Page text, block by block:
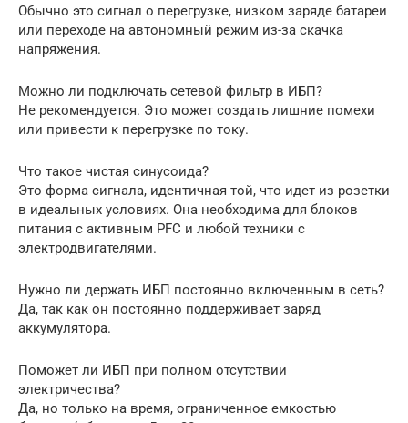
Обычно это сигнал о перегрузке, низком заряде батареи
или переходе на автономный режим из-за скачка
напряжения.
Можно ли подключать сетевой фильтр в ИБП?
Не рекомендуется. Это может создать лишние помехи
или привести к перегрузке по току.
Что такое чистая синусоида?
Это форма сигнала, идентичная той, что идет из розетки
в идеальных условиях. Она необходима для блоков
питания с активным PFC и любой техники с
электродвигателями.
Нужно ли держать ИБП постоянно включенным в сеть?
Да, так как он постоянно поддерживает заряд
аккумулятора.
Поможет ли ИБП при полном отсутствии
электричества?
Да, но только на время, ограниченное емкостью